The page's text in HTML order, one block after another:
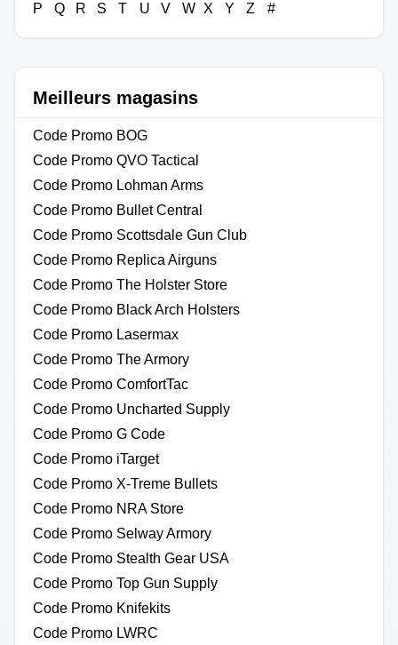
P
Q R S T U V W X Y Z #
Meilleurs magasins
Code Promo BOG
Code Promo QVO Tactical
Code Promo Lohman Arms
Code Promo Bullet Central
Code Promo Scottsdale Gun Club
Code Promo Replica Airguns
Code Promo The Holster Store
Code Promo Black Arch Holsters
Code Promo Lasermax
Code Promo The Armory
Code Promo ComfortTac
Code Promo Uncharted Supply
Code Promo G Code
Code Promo iTarget
Code Promo X-Treme Bullets
Code Promo NRA Store
Code Promo Selway Armory
Code Promo Stealth Gear USA
Code Promo Top Gun Supply
Code Promo Knifekits
Code Promo LWRC